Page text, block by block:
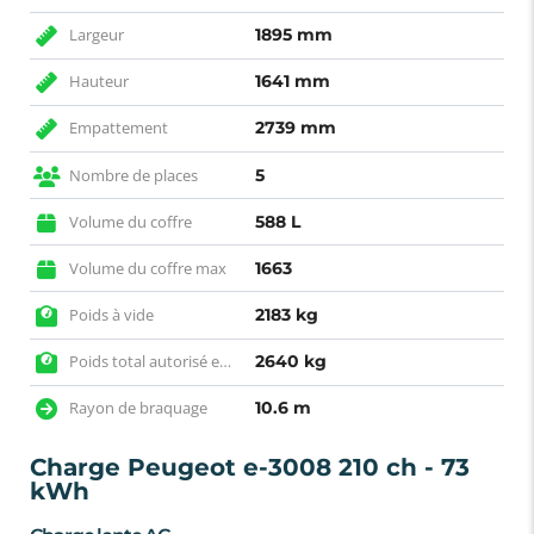
Largeur 1895 mm
Hauteur 1641 mm
Empattement 2739 mm
Nombre de places 5
Volume du coffre 588 L
Volume du coffre max 1663
Poids à vide 2183 kg
Poids total autorisé en charge 2640 kg
Rayon de braquage 10.6 m
Charge Peugeot e-3008 210 ch - 73
kWh